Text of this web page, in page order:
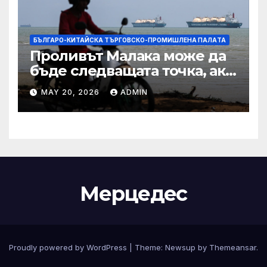
БЪЛГАРО-КИТАЙСКА ТЪРГОВСКО-ПРОМИШЛЕНА ПАЛAТА
Проливът Малака може да
бъде следващата точка, ако
Азия не внимава
MAY 20, 2026 ADMIN
Мерцедес
Proudly powered by WordPress Theme: Newsup by Themeansar.